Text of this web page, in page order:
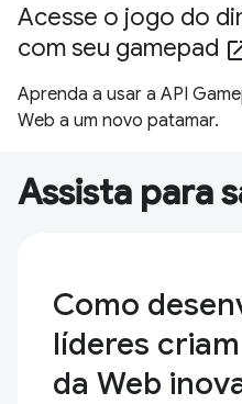
Acesse o jogo do
com seu gamepad
Aprenda a usar a API
Web a um novo patamar.
Assista para
Como
líderes
da Web